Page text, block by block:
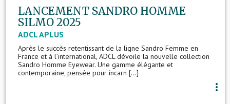
LANCEMENT SANDRO HOMME
SILMO 2025
ADCL APLUS
Après le succès retentissant de la ligne Sandro Femme en
France et à l’international, ADCL dévoile la nouvelle collection
Sandro Homme Eyewear. Une gamme élégante et
contemporaine, pensée pour incarn [...]
more_vert